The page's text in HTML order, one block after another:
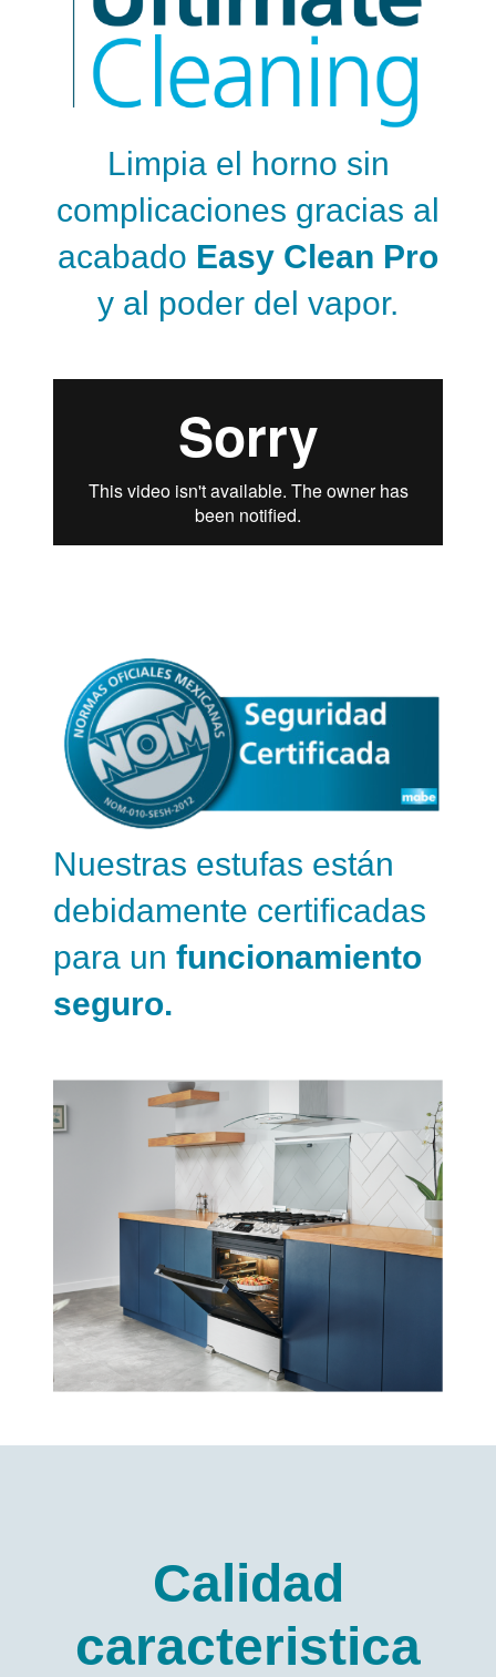
Limpia el horno sin
complicaciones gracias al
acabado Easy Clean Pro
y al poder del vapor.
Nuestras estufas están
debidamente certificadas
para un funcionamiento
seguro.
Calidad
caracteristica